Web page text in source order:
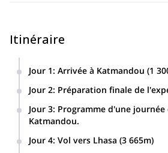
Itinéraire
Jour 1: Arrivée à Katmandou (1
Jour 2: Préparation finale de
Jour 3: Programme d'une
Katmandou.
Jour 4: Vol vers Lhasa (3 665m)